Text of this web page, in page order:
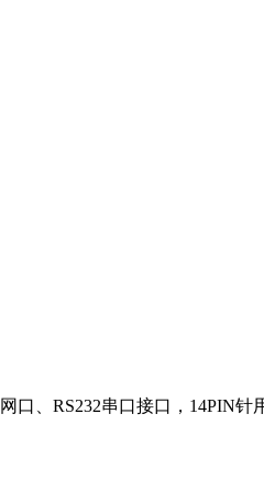
、RS232串口接口，14PIN